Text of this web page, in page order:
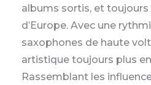
albums sortis, et toujours
d’Europe. Avec une
saxophones de haute
artistique toujours plus
Rassemblant les